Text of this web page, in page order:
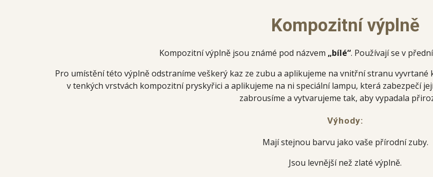
Kompozitní výplně
Kompozitní výplně jsou známé pod názvem „bílé“. Používají se v
Pro umístění této výplně odstraníme veškerý kaz ze zubu a aplikujeme na vnitřní stranu
v tenkých vrstvách kompozitní pryskyřici a aplikujeme na ni speciální lampu, která zabezpečí
zabrousíme a vytvarujeme tak, aby vypadala
Výhody:
Mají stejnou barvu jako vaše přírodní zuby.
Jsou levnější než zlaté výplně.